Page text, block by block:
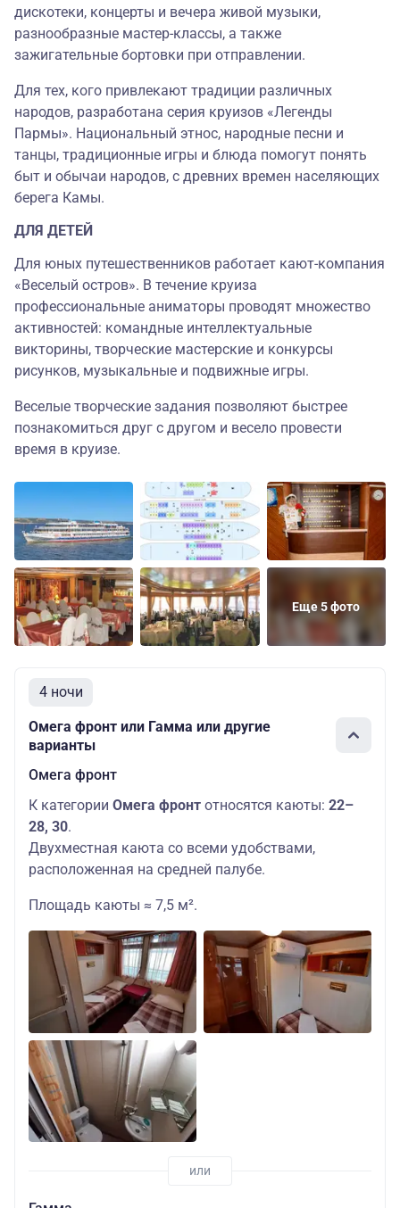
дискотеки, концерты и вечера живой музыки,
разнообразные мастер-классы, а также
зажигательные бортовки при отправлении.
Для тех, кого привлекают традиции различных
народов, разработана серия круизов «Легенды
Пармы». Национальный этнос, народные песни и
танцы, традиционные игры и блюда помогут понять
быт и обычаи народов, с древних времен населяющих
берега Камы.
ДЛЯ ДЕТЕЙ
Для юных путешественников работает кают-компания
«Веселый остров». В течение круиза
профессиональные аниматоры проводят множество
активностей: командные интеллектуальные
викторины, творческие мастерские и конкурсы
рисунков, музыкальные и подвижные игры.
Веселые творческие задания позволяют быстрее
познакомиться друг с другом и весело провести
время в круизе.
Еще 5 фото
4 ночи
Омега фронт или Гамма или другие
варианты
Омега фронт
К категории Омега фронт относятся каюты: 22–
28, 30.
Двухместная каюта со всеми удобствами,
расположенная на средней палубе.
Площадь каюты ≈ 7,5 м².